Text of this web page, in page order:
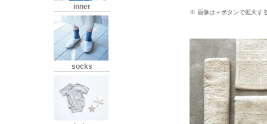
※ 画像は＋ボタンで拡大す
inner
socks